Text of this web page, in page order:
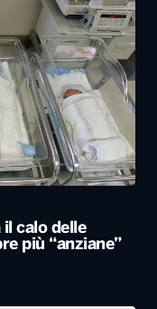
calo delle
più “anziane”